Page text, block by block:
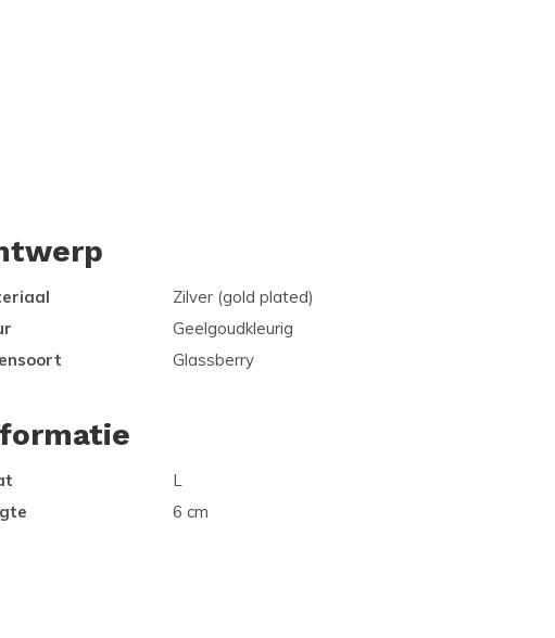
Zilver (gold plated)
Geelgoudkleurig
Glassberry
L
6 cm